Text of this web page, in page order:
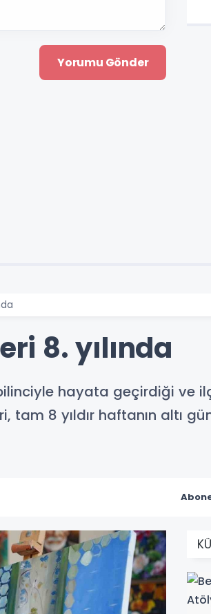
8. yılında
hayata geçirdiği ve
tam 8 yıldır haftanın altı